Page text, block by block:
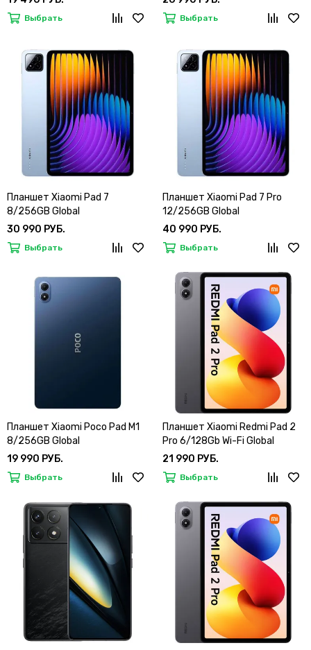
Выбрать Выбрать
Планшет Xiaomi Pad 7
8/256GB Global
30 990 РУБ.
Выбрать
Планшет Xiaomi Pad 7 Pro
12/256GB Global
40 990 РУБ.
Выбрать
Планшет Xiaomi Poco Pad M1
8/256GB Global
19 990 РУБ.
Выбрать
Планшет Xiaomi Redmi Pad 2
Pro 6/128Gb Wi-Fi Global
21 990 РУБ.
Выбрать